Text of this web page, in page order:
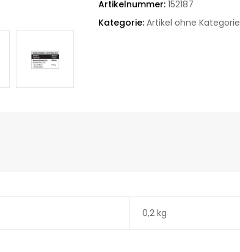
Artikelnummer: 152187
Kategorie: Artikel ohne Kategorie
0,2 kg